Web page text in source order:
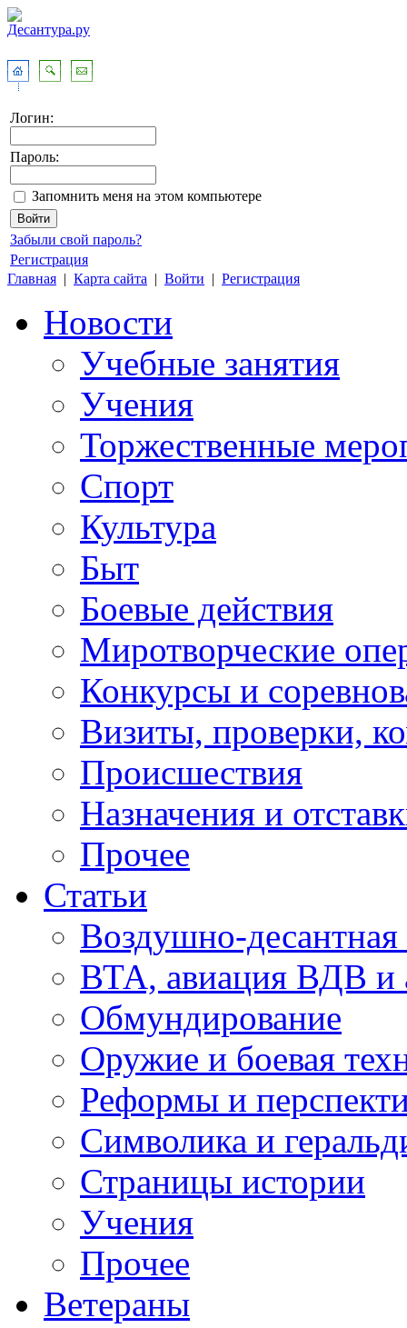
Логин:
Пароль:
Запомнить меня на этом компьютере
Забыли свой пароль?
Регистрация
Главная | Карта сайта | Войти | Регистрация
Новости
Учебные занятия
Учения
Торжественные
Спорт
Культура
Быт
Боевые действия
Миротворческие
Конкурсы и
Визиты, проверки,
Происшествия
Назначения и
Прочее
Статьи
Воздушно-десантная
ВТА, авиация ВДВ и
Обмундирование
Оружие и боевая
Реформы и
Символика и
Страницы истории
Учения
Прочее
Ветераны